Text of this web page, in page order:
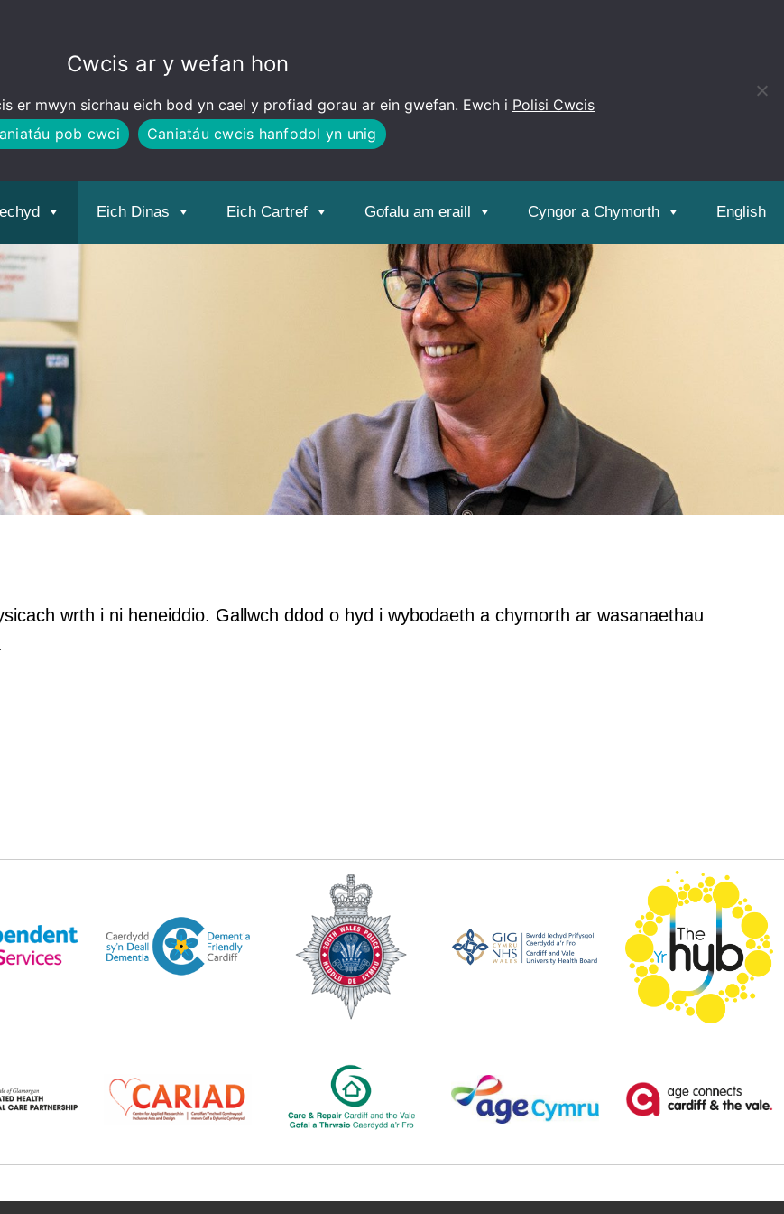
Cwcis ar y wefan hon
er mwyn sicrhau eich bod yn cael y profiad gorau ar ein gwefan. Ewch i Polisi Cwcis
pob cwci
Caniatáu cwcis hanfodol yn unig
Eich Dinas Eich Cartref Gofalu am eraill Cyngor a Chymorth English
wrth i ni heneiddio. Gallwch ddod o hyd i wybodaeth a chymorth ar wasanaethau